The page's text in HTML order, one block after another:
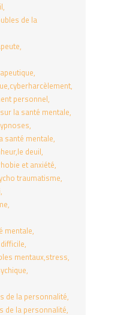
de la
cyberharcèlement
personnel
la santé mentale
santé mentale
le deuil
et anxiété
traumatisme
mentale
mentaux stress
de la personnalité
de la personnalité